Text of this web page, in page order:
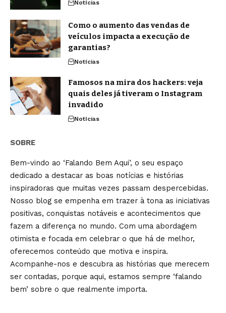
Notícias
Como o aumento das vendas de
veículos impacta a execução de
garantias?
Notícias
Famosos na mira dos hackers: veja
quais deles já tiveram o Instagram
invadido
Notícias
SOBRE
Bem-vindo ao ‘Falando Bem Aqui’, o seu espaço
dedicado a destacar as boas notícias e histórias
inspiradoras que muitas vezes passam despercebidas.
Nosso blog se empenha em trazer à tona as iniciativas
positivas, conquistas notáveis e acontecimentos que
fazem a diferença no mundo. Com uma abordagem
otimista e focada em celebrar o que há de melhor,
oferecemos conteúdo que motiva e inspira.
Acompanhe-nos e descubra as histórias que merecem
ser contadas, porque aqui, estamos sempre ‘falando
bem’ sobre o que realmente importa.